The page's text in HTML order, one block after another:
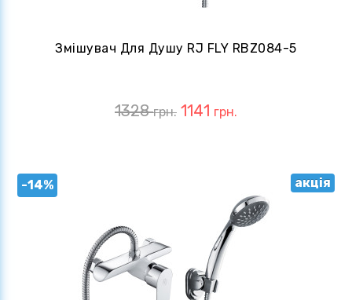
Змішувач Для Душу RJ FLY RBZ084-5
1328грн. 1141 грн.
-14% акція